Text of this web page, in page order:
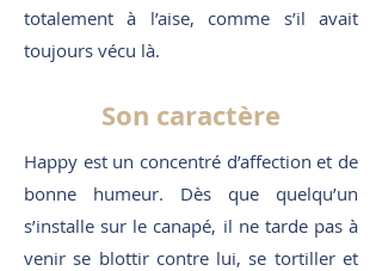
totalement à l’aise, comme s’il avait
toujours vécu là.
Son caractère
Happy est un concentré d’affection et de
bonne humeur. Dès que quelqu’un
s’installe sur le canapé, il ne tarde pas à
venir se blottir contre lui, se tortiller et